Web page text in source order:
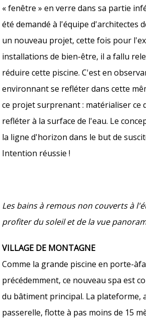
« fenêtre » en verre dans sa partie
été demandé à l'équipe d'architectes
un nouveau projet, cette fois pour
installations de bien-être, il a fallu
réduire cette piscine. C'est en
environnant se refléter dans cette
ce projet surprenant : matérialiser ce
refléter à la surface de l'eau. Le
la ligne d'horizon dans le but de
Intention réussie !
Les bains à remous non couverts à
profiter du soleil et de la vue
VILLAGE DE MONTAGNE
Comme la grande piscine en porte-
précédemment, ce nouveau spa est
du bâtiment principal. La plateforme,
passerelle, flotte à pas moins de 15